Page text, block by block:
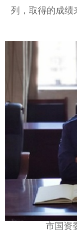
列，取得的成绩
市国资